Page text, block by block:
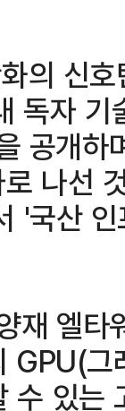
의 신
독자 기
개하
나선
'국산
재 엘타
GPU(
수 있는